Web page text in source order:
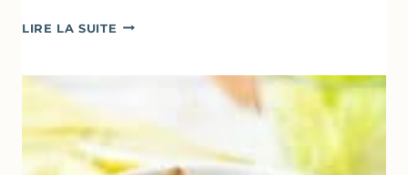
LIRE LA SUITE GLACE